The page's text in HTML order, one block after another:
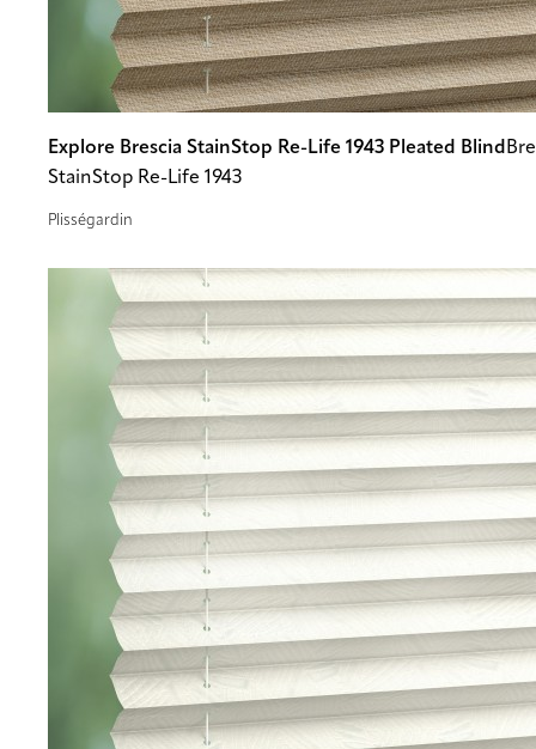
Explore Brescia StainStop Re-Life 1943 Pleated Blind
StainStop Re-Life 1943
Plisségardin